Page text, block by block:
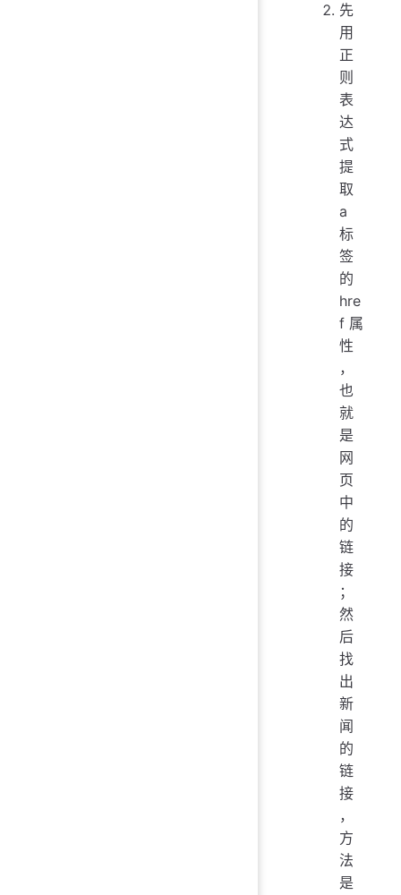
先
用
正
则
表
达
式
提
取
a
标
签
的
hre
f 属
性
，
也
就
是
网
页
中
的
链
接
；
然
后
找
出
新
闻
的
链
接
，
方
法
是